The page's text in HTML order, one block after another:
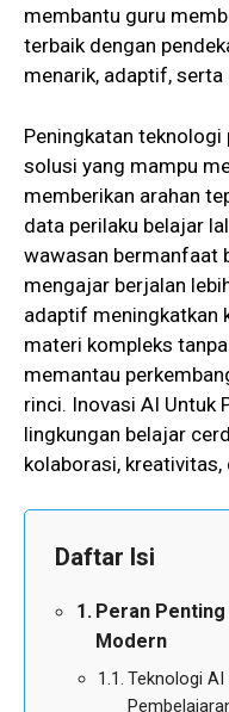
membantu guru
terbaik dengan
menarik, adaptif,
Peningkatan
solusi yang mampu
memberikan arahan
data perilaku belajar
wawasan bermanfaat
mengajar berjalan
adaptif meningkatkan
materi kompleks
memantau
rinci. Inovasi AI Untuk
lingkungan belajar
kolaborasi,
Daftar Isi
Peran
Modern
Teknologi AI